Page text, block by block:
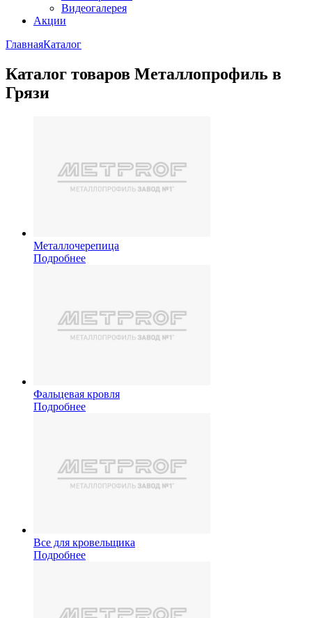
Видеогалерея
Акции
ГлавнаяКаталог
Каталог товаров Металлопрофиль в
Грязи
Металлочерепица
Подробнее
Фальцевая кровля
Подробнее
Все для кровельщика
Подробнее